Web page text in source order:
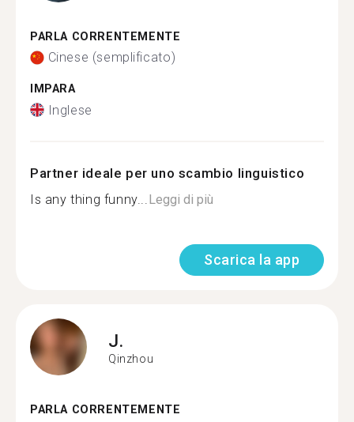
PARLA CORRENTEMENTE
Cinese (semplificato)
IMPARA
Inglese
Partner ideale per uno scambio linguistico
Is any thing funny... Leggi di più
Scarica la app
J.
Qinzhou
PARLA CORRENTEMENTE